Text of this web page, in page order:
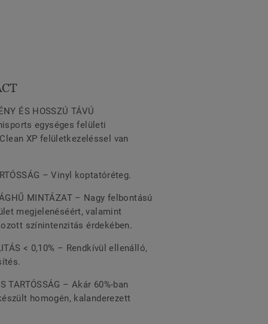
ÉS HOSSZÚ TÁVÚ
egységes felületi
XP felületkezeléssel van
– Vinyl koptatóréteg.
MINTÁZAT – Nagy felbontású
megjelenéséért, valamint
színintenzitás érdekében.
< 0,10% – Rendkívül ellenálló,
TARTÓSSÁG – Akár 60%-ban
homogén, kalanderezett